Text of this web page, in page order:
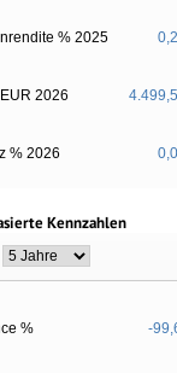
% 2025
2026
% 2026
Kennzahlen
% -